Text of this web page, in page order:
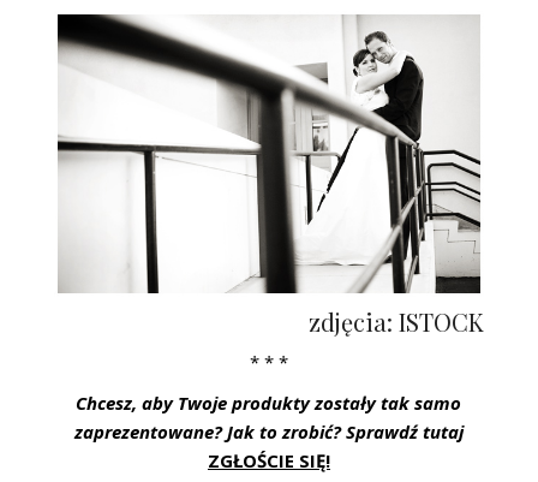
zdjęcia: ISTOCK
* * *
Chcesz, aby Twoje produkty zostały tak samo
zaprezentowane? Jak to zrobić? Sprawdź tutaj
ZGŁOŚCIE SIĘ!